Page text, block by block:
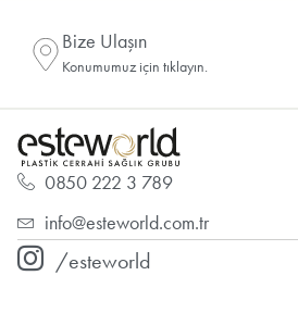
Bize Ulaşın
Konumumuz için tıklayın.
0850 222 3 789
info@esteworld.com.tr
/esteworld